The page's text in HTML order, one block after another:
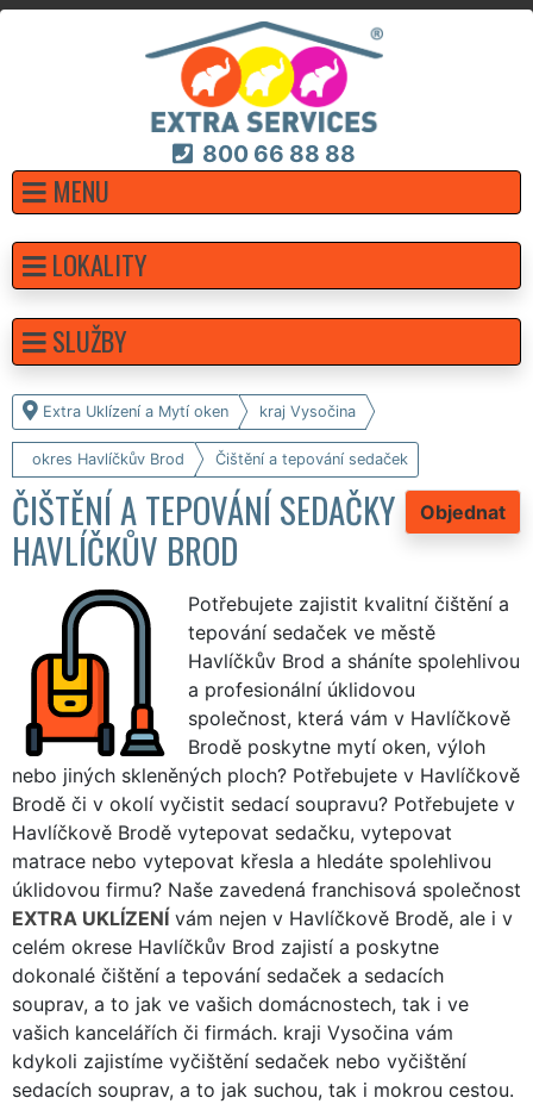
800 66 88 88
MENU
Extra Uklízení a Mytí oken kraj Vysočina
okres Havlíčkův Brod Čištění a tepování sedaček
Objednat
ČIŠTĚNÍ A TEPOVÁNÍ SEDAČKY
HAVLÍČKŮV BROD
Potřebujete zajistit kvalitní čištění a
tepování sedaček ve městě
Havlíčkův Brod a sháníte spolehlivou
a profesionální úklidovou
společnost, která vám v Havlíčkově
Brodě poskytne mytí oken, výloh
nebo jiných skleněných ploch? Potřebujete v Havlíčkově
Brodě či v okolí vyčistit sedací soupravu? Potřebujete v
Havlíčkově Brodě vytepovat sedačku, vytepovat
matrace nebo vytepovat křesla a hledáte spolehlivou
úklidovou firmu? Naše zavedená franchisová společnost
EXTRA UKLÍZENÍ vám nejen v Havlíčkově Brodě, ale i v
celém okrese Havlíčkův Brod zajistí a poskytne
dokonalé čištění a tepování sedaček a sedacích
souprav, a to jak ve vašich domácnostech, tak i ve
vašich kancelářích či firmách. kraji Vysočina vám
kdykoli zajistíme vyčištění sedaček nebo vyčištění
sedacích souprav, a to jak suchou, tak i mokrou cestou.
LOKALITY
SLUŽBY